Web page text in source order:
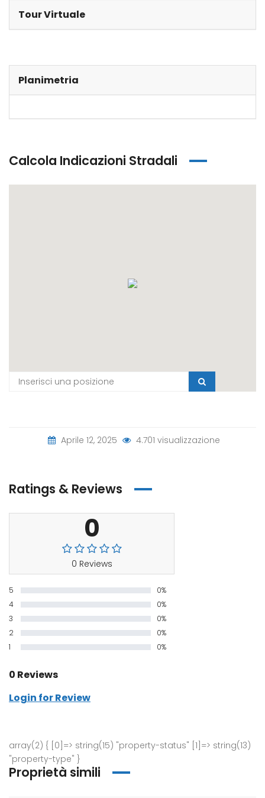
Tour Virtuale
Planimetria
Calcola Indicazioni Stradali
Aprile 12, 2025 4.701 visualizzazione
Ratings & Reviews
0
0 Reviews
5
0%
4
0%
3
0%
2
0%
1
0%
0 Reviews
Login for Review
array(2) { [0]=> string(15) "property-status" [1]=> string(13)
"property-type" }
Proprietà simili